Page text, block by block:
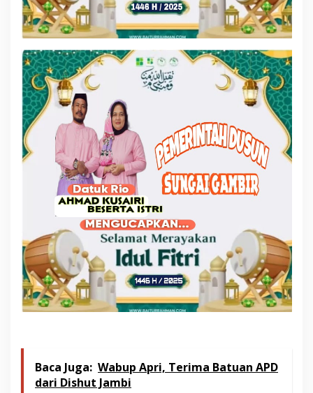
Baca Juga: Wabup Apri, Terima Batuan APD
dari Dishut Jambi